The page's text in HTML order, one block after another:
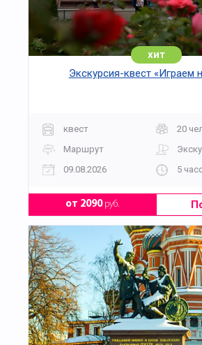
хит
Экскурсия-квест «Играем
квест
20
Маршрут
09.08.2026
5
от 2090руб.